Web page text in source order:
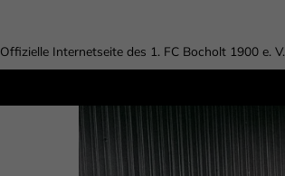
Offizielle Internetseite des 1. FC Bocholt 1900 e. V.